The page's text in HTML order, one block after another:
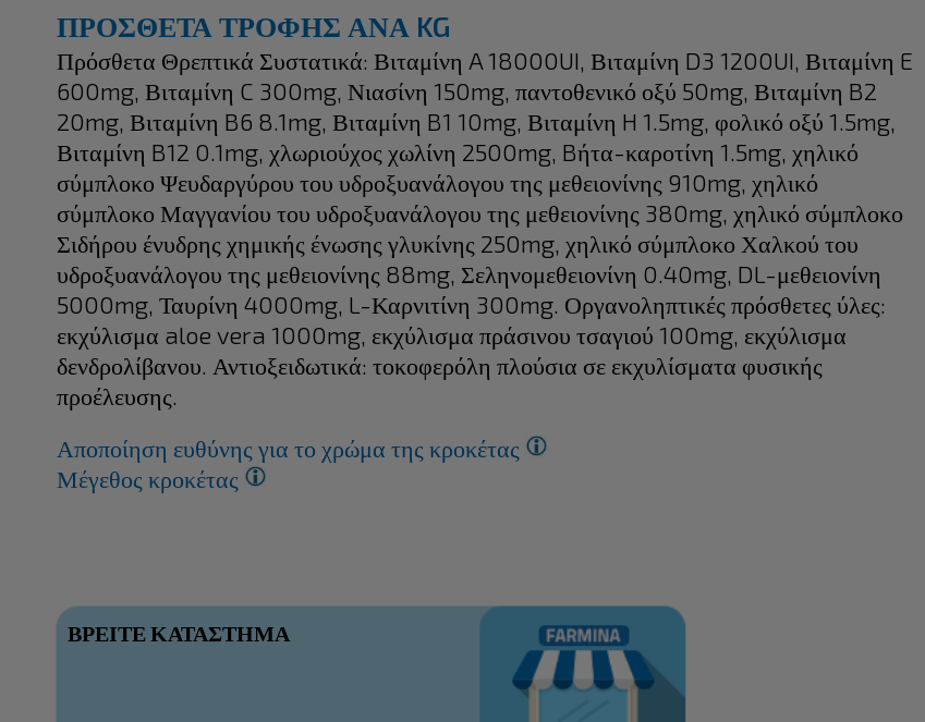
ΠΡΟΣΘΕΤΑ ΤΡΟΦΗΣ ΑΝΑ KG
Πρόσθετα Θρεπτικά Συστατικά: Βιταμίνη A 18000UI, Βιταμίνη D3 1200UI, Βιταμίνη E
600mg, Βιταμίνη C 300mg, Νιασίνη 150mg, παντοθενικό οξύ 50mg, Βιταμίνη B2
20mg, Βιταμίνη B6 8.1mg, Βιταμίνη B1 10mg, Βιταμίνη H 1.5mg, φολικό οξύ 1.5mg,
Βιταμίνη B12 0.1mg, χλωριούχος χωλίνη 2500mg, Bήτα-καροτίνη 1.5mg, χηλικό
σύμπλοκο Ψευδαργύρου του υδροξυανάλογου της μεθειονίνης 910mg, χηλικό
σύμπλοκο Μαγγανίου του υδροξυανάλογου της μεθειονίνης 380mg, χηλικό σύμπλοκο
Σιδήρου ένυδρης χημικής ένωσης γλυκίνης 250mg, χηλικό σύμπλοκο Χαλκού του
υδροξυανάλογου της μεθειονίνης 88mg, Σεληνομεθειονίνη 0.40mg, DL-μεθειονίνη
5000mg, Ταυρίνη 4000mg, L-Καρνιτίνη 300mg. Οργανοληπτικές πρόσθετες ύλες:
εκχύλισμα aloe vera 1000mg, εκχύλισμα πράσινου τσαγιού 100mg, εκχύλισμα
δενδρολίβανου. Αντιοξειδωτικά: τοκοφερόλη πλούσια σε εκχυλίσματα φυσικής
προέλευσης.
Αποποίηση ευθύνης για το χρώμα της κροκέτας
Μέγεθος κροκέτας
ΒΡΕΙΤΕ ΚΑΤΑΣΤΗΜΑ